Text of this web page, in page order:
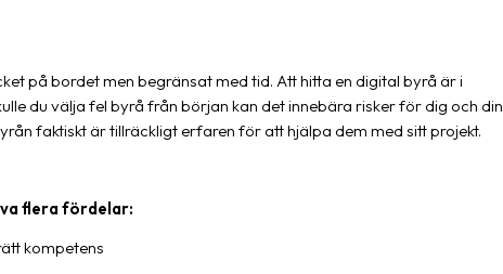
på bordet men begränsat med tid. Att hitta en digital byrå är i
du välja fel byrå från början kan det innebära risker för dig och din
faktiskt är tillräckligt erfaren för att hjälpa dem med sitt projekt.
flera fördelar:
kompetens